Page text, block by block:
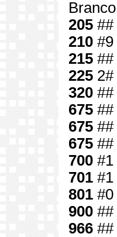
Branco
205 ##
210 #9
215 ##
225 2#
320 ##
675 ##
675 ##
675 ##
700 #1
701 #1
801 #0
900 ##
966 ##